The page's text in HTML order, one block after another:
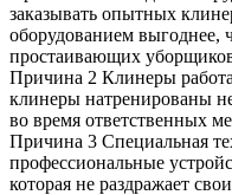
заказывать опытных
оборудованием выгоднее,
простаивающих
Причина 2 Клинеры
клинеры натренированы
во время ответственных
Причина 3 Специальная
профессиональные
которая не раздражает